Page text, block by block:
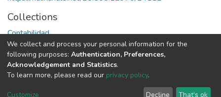
Collections
Contabilidad
Full item page
DSpace software copyright © 2002-2026
Cookie End User Send
We collect and process your personal information for the
following purposes: Authentication, Preferences,
Acknowledgement and Statistics.
To learn more, please read our privacy policy.
Customize Decline That's ok